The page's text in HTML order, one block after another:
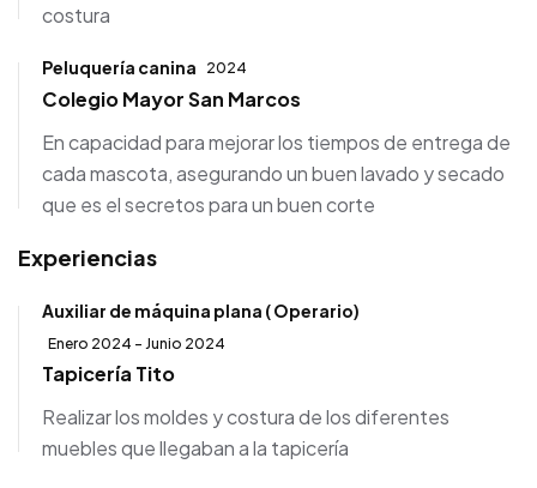
costura
Peluquería canina 2024
Colegio Mayor San Marcos
En capacidad para mejorar los tiempos de entrega de
cada mascota, asegurando un buen lavado y secado
que es el secretos para un buen corte
Experiencias
Auxiliar de máquina plana ( Operario)
Enero 2024 - Junio 2024
Tapicería Tito
Realizar los moldes y costura de los diferentes
muebles que llegaban a la tapicería